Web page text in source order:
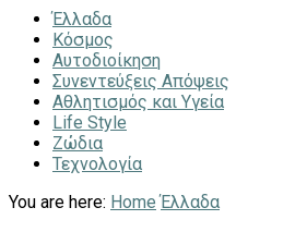
Έλλαδα
Κόσμος
Αυτοδιοίκηση
Συνεντεύξεις Απόψεις
Αθλητισμός και Υγεία
Life Style
Ζώδια
Τεχνολογία
You are here: Home Έλλαδα